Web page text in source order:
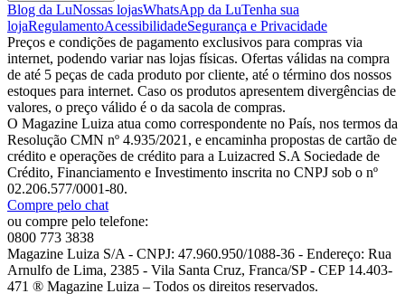
Blog da LuNossas lojasWhatsApp da LuTenha sua
lojaRegulamentoAcessibilidadeSegurança e Privacidade
Preços e condições de pagamento exclusivos para compras via
internet, podendo variar nas lojas físicas. Ofertas válidas na compra
de até 5 peças de cada produto por cliente, até o término dos nossos
estoques para internet. Caso os produtos apresentem divergências de
valores, o preço válido é o da sacola de compras.
O Magazine Luiza atua como correspondente no País, nos termos da
Resolução CMN nº 4.935/2021, e encaminha propostas de cartão de
crédito e operações de crédito para a Luizacred S.A Sociedade de
Crédito, Financiamento e Investimento inscrita no CNPJ sob o nº
02.206.577/0001-80.
Compre pelo chat
ou compre pelo telefone:
0800 773 3838
Magazine Luiza S/A - CNPJ: 47.960.950/1088-36 - Endereço: Rua
Arnulfo de Lima, 2385 - Vila Santa Cruz, Franca/SP - CEP 14.403-
471 ® Magazine Luiza – Todos os direitos reservados.